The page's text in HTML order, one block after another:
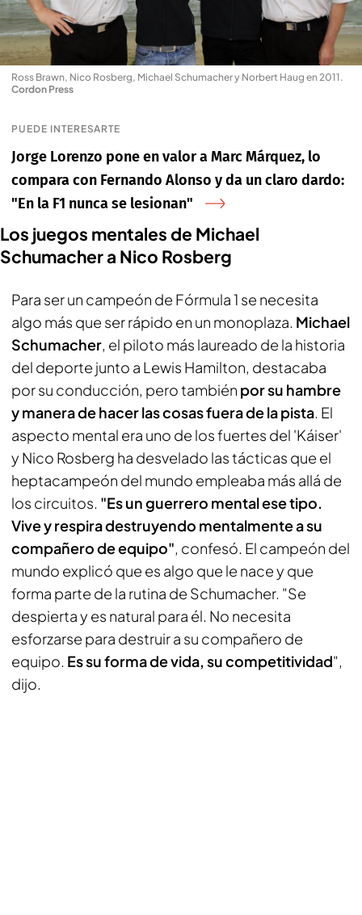
Ross Brawn, Nico Rosberg, Michael Schumacher y Norbert Haug en 2011.
Cordon Press
PUEDE INTERESARTE
Jorge Lorenzo pone en valor a Marc Márquez, lo
compara con Fernando Alonso y da un claro dardo:
"En la F1 nunca se lesionan"
Los juegos mentales de Michael
Schumacher a Nico Rosberg
Para ser un campeón de Fórmula 1 se necesita
algo más que ser rápido en un monoplaza. Michael
Schumacher, el piloto más laureado de la historia
del deporte junto a Lewis Hamilton, destacaba
por su conducción, pero también por su hambre
y manera de hacer las cosas fuera de la pista. El
aspecto mental era uno de los fuertes del 'Káiser'
y Nico Rosberg ha desvelado las tácticas que el
heptacampeón del mundo empleaba más allá de
los circuitos. "Es un guerrero mental ese tipo.
Vive y respira destruyendo mentalmente a su
compañero de equipo", confesó. El campeón del
mundo explicó que es algo que le nace y que
forma parte de la rutina de Schumacher. "Se
despierta y es natural para él. No necesita
esforzarse para destruir a su compañero de
equipo. Es su forma de vida, su competitividad",
dijo.